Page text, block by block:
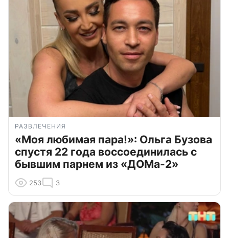
РАЗВЛЕЧЕНИЯ
«Моя любимая пара!»: Ольга Бузова
спустя 22 года воссоединилась с
бывшим парнем из «ДОМа-2»
253 3